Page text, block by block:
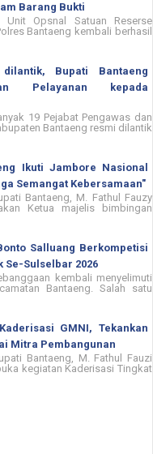
Barang Bukti
Opsnal Satuan Reserse
Bantaeng kembali berhasil
Bupati Bantaeng
Pelayanan kepada
19 Pejabat Pengawas dan
Bantaeng resmi dilantik
Ikuti Jambore Nasional
Semangat Kebersamaan"
Bantaeng, M. Fathul Fauzy
Ketua majelis bimbingan
Salluang Berkompetisi
Sulselbar 2026
kembali menyelimuti
Bantaeng. Salah satu
GMNI, Tekankan
Mitra Pembangunan
Bantaeng, M. Fathul Fauzi
kegiatan Kaderisasi Tingkat